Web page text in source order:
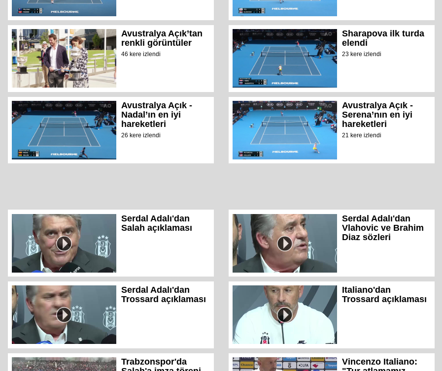
Avustralya Açık’tan
renkli görüntüler
46 kere izlendi
Sharapova ilk turda
elendi
23 kere izlendi
Avustralya Açık -
Nadal’ın en iyi
hareketleri
26 kere izlendi
Avustralya Açık -
Serena’nın en iyi
hareketleri
21 kere izlendi
Serdal Adalı'dan
Salah açıklaması
Serdal Adalı'dan
Vlahovic ve Brahim
Diaz sözleri
Serdal Adalı'dan
Trossard açıklaması
Italiano'dan
Trossard açıklaması
Trabzonspor'da
Vincenzo Italiano: